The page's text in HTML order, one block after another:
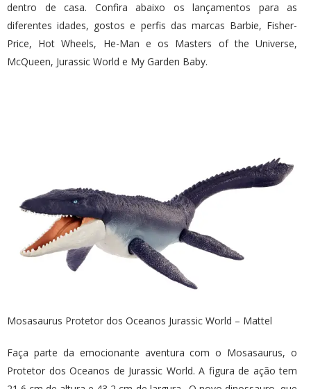
dentro de casa. Confira abaixo os lançamentos para as
diferentes idades, gostos e perfis das marcas Barbie, Fisher-
Price, Hot Wheels, He-Man e os Masters of the Universe,
McQueen, Jurassic World e My Garden Baby.
Mosasaurus Protetor dos Oceanos Jurassic World – Mattel
Faça parte da emocionante aventura com o Mosasaurus, o
Protetor dos Oceanos de Jurassic World. A figura de ação tem